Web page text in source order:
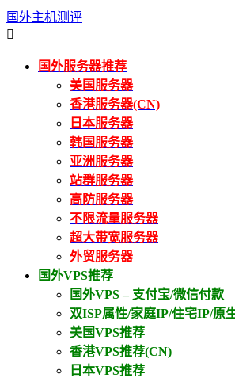
国外主机测评

国外服务器推荐
美国服务器
香港服务器(CN)
日本服务器
韩国服务器
亚洲服务器
站群服务器
高防服务器
不限流量服务器
超大带宽服务器
外贸服务器
国外VPS推荐
国外VPS – 支付宝/微信付款
双ISP属性/家庭IP/住宅IP/原
美国VPS推荐
香港VPS推荐(CN)
日本VPS推荐